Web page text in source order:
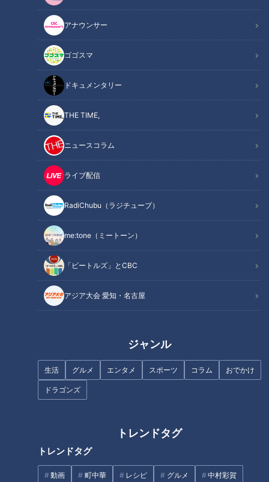
アナウンサー
ゴゴスマ
ドキュメンタリー
THE TIME,
ニュースコラム
ライブ配信
RadiChubu（ラジチューブ）
me:tone（ミートーン）
「ビートルズ」とCBC
アジア大会 愛知・名古屋
ジャンル
生活 グルメ エンタメ スポーツ コラム おでかけ
ドラゴンズ
トレンドタグ
トレンドタグ
動画 町中華 レシピ グルメ 中村彩賀
この記事を見たあなたへのおすすめ
今すぐ行きたくなる！有名店が
新たに挑戦した新オープン店
界」がもっと便利になる専門店